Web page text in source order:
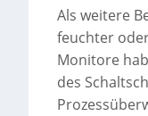
Als weitere
feuchter
Monitore
des